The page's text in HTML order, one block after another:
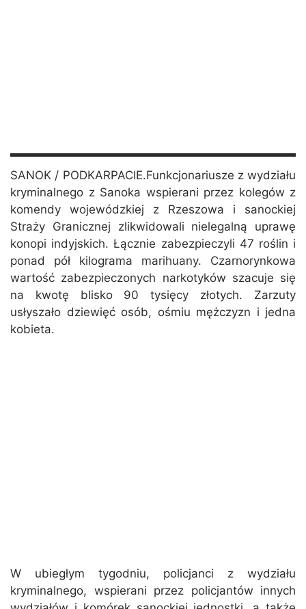
SANOK / PODKARPACIE.Funkcjonariusze z wydziału
kryminalnego z Sanoka wspierani przez kolegów z
komendy wojewódzkiej z Rzeszowa i sanockiej
Straży Granicznej zlikwidowali nielegalną uprawę
konopi indyjskich. Łącznie zabezpieczyli 47 roślin i
ponad pół kilograma marihuany. Czarnorynkowa
wartość zabezpieczonych narkotyków szacuje się
na kwotę blisko 90 tysięcy złotych. Zarzuty
usłyszało dziewięć osób, ośmiu mężczyzn i jedna
kobieta.
W ubiegłym tygodniu, policjanci z wydziału
kryminalnego, wspierani przez policjantów innych